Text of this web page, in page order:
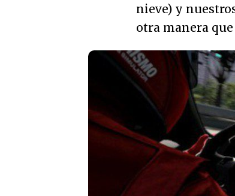
nieve) y
otra manera